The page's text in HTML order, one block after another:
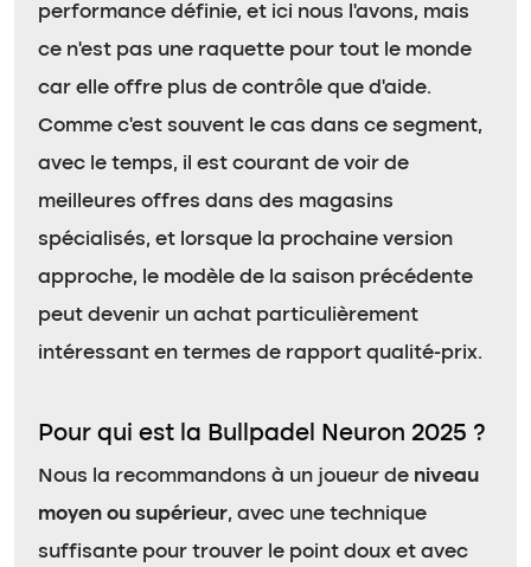
performance définie, et ici nous l’avons, mais
ce n’est pas une raquette pour tout le monde
car elle offre plus de contrôle que d’aide.
Comme c’est souvent le cas dans ce segment,
avec le temps, il est courant de voir de
meilleures offres dans des magasins
spécialisés, et lorsque la prochaine version
approche, le modèle de la saison précédente
peut devenir un achat particulièrement
intéressant en termes de rapport qualité-prix.
Pour qui est la Bullpadel Neuron 2025 ?
Nous la recommandons à un joueur de niveau
moyen ou supérieur, avec une technique
suffisante pour trouver le point doux et avec